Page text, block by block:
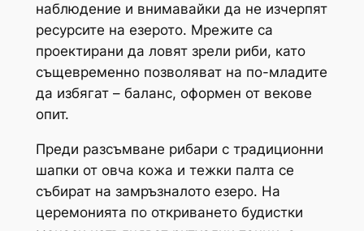
наблюдение и внимавайки да не изчерпят
ресурсите на езерото. Мрежите са
проектирани да ловят зрели риби, като
същевременно позволяват на по-младите
да избягат – баланс, оформен от векове
опит.
Преди разсъмване рибари с традиционни
шапки от овча кожа и тежки палта се
събират на замръзналото езеро. На
церемонията по откриването будистки